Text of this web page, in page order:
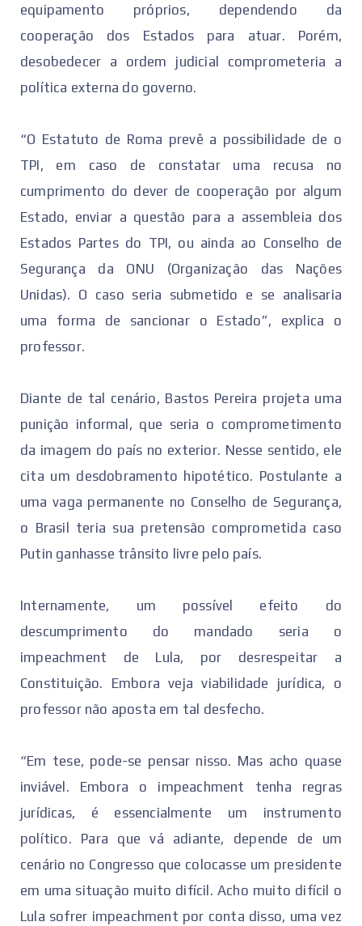
equipamento próprios, dependendo da
cooperação dos Estados para atuar. Porém,
desobedecer a ordem judicial comprometeria a
política externa do governo.
“O Estatuto de Roma prevê a possibilidade de o
TPI, em caso de constatar uma recusa no
cumprimento do dever de cooperação por algum
Estado, enviar a questão para a assembleia dos
Estados Partes do TPI, ou ainda ao Conselho de
Segurança da ONU (Organização das Nações
Unidas). O caso seria submetido e se analisaria
uma forma de sancionar o Estado”, explica o
professor.
Diante de tal cenário, Bastos Pereira projeta uma
punição informal, que seria o comprometimento
da imagem do país no exterior. Nesse sentido, ele
cita um desdobramento hipotético. Postulante a
uma vaga permanente no Conselho de Segurança,
o Brasil teria sua pretensão comprometida caso
Putin ganhasse trânsito livre pelo país.
Internamente, um possível efeito do
descumprimento do mandado seria o
impeachment de Lula, por desrespeitar a
Constituição. Embora veja viabilidade jurídica, o
professor não aposta em tal desfecho.
“Em tese, pode-se pensar nisso. Mas acho quase
inviável. Embora o impeachment tenha regras
jurídicas, é essencialmente um instrumento
político. Para que vá adiante, depende de um
cenário no Congresso que colocasse um presidente
em uma situação muito difícil. Acho muito difícil o
Lula sofrer impeachment por conta disso, uma vez